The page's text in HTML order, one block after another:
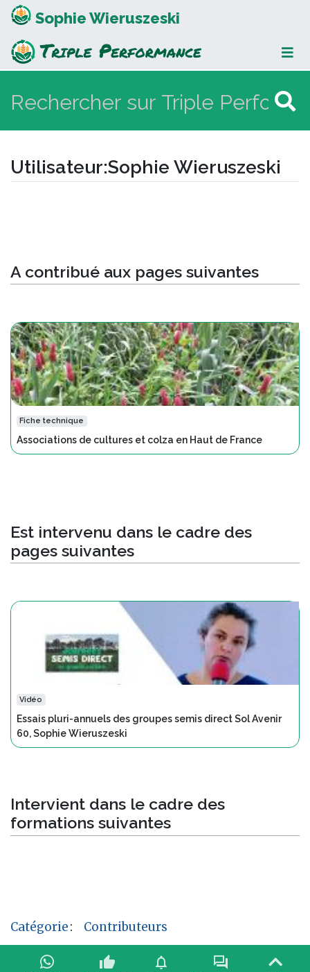
Sophie Wieruszeski
Utilisateur:Sophie Wieruszeski
A contribué aux pages suivantes
Fiche technique
Associations de cultures et colza en Haut de France
Est intervenu dans le cadre des
pages suivantes
Vidéo
Essais pluri-annuels des groupes semis direct Sol Avenir
60, Sophie Wieruszeski
Intervient dans le cadre des
formations suivantes
Catégorie: Contributeurs
thumb_up notifications forum